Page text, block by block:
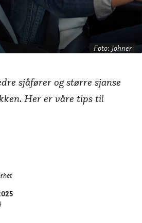
dere i gang
sjåfører og større sjanse
Her er våre tips til
Foto: Johner